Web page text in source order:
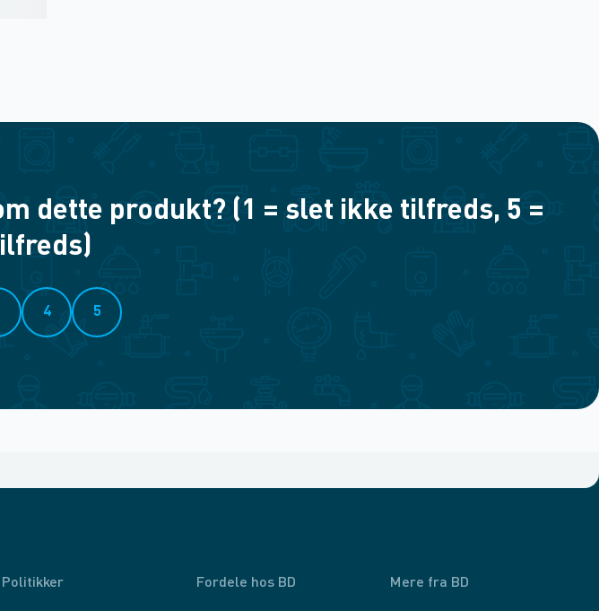
dette produkt? (1 = slet ikke tilfreds, 5 =
4 5
Politikker Fordele hos BD Mere fra BD